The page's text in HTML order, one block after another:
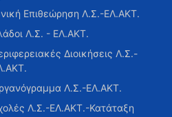
Επιθεώρηση Λ.Σ.-ΕΛ.ΑΚΤ.
Λ.Σ. - ΕΛ.ΑΚΤ.
Διοικήσεις Λ.Σ.-
Λ.Σ.-ΕΛ.ΑΚΤ.
Λ.Σ.-ΕΛ.ΑΚΤ.-Κατάταξη